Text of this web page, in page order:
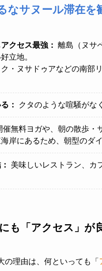
なサヌール滞在を
クセス最強： 離島（ヌサ
立地。
・ヌサドゥアなどの南部
： クタのような喧騒がな
催無料ヨガや、朝の散歩・
岸にあるため、朝型のダ
美味しいレストラン、カ
も「アクセス」が
理由は、何といっても「